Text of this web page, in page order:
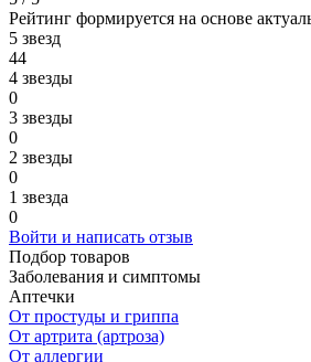
Рейтинг формируется на основе
5 звезд
44
4 звезды
0
3 звезды
0
2 звезды
0
1 звезда
0
Войти и написать отзыв
Подбор товаров
Заболевания и симптомы
Аптечки
От простуды и гриппа
От артрита (артроза)
От аллергии